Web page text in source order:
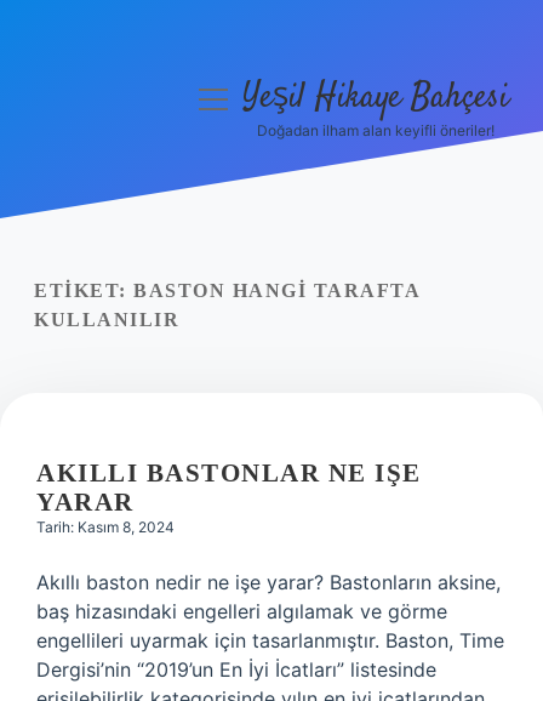
Yasal Uyarı
menüyüYeşil Hikaye Bahçesi
Doğadan ilham alan keyifli öneriler!
ETIKET: BASTON HANGI TARAFTA
KULLANILIR
AKILLI BASTONLAR NE IŞE
YARAR
Tarih: Kasım 8, 2024
Akıllı baston nedir ne işe yarar? Bastonların aksine,
baş hizasındaki engelleri algılamak ve görme
engellileri uyarmak için tasarlanmıştır. Baston, Time
Dergisi’nin “2019’un En İyi İcatları” listesinde